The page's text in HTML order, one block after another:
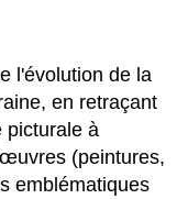
l'évolution de la
en retraçant
picturale à
(peintures,
emblématiques